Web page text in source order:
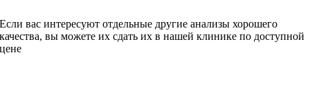
Если вас интересуют отдельные другие анализы хорошего
качества, вы можете их сдать их в нашей клинике по доступной
цене